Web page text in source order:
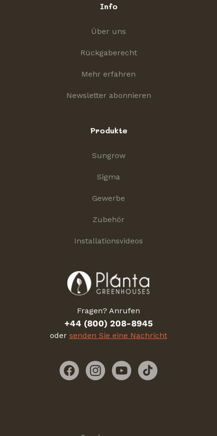
Info
Über uns
Rückgaberecht
Mehr erfahren
Newsletter abonnieren
Produkte
Sungrow
Sigma
Gewerbe
Zubehör
Installationsvideos
Fragen? Anrufen
+44 (800) 208-8945
oder senden Sie eine Nachricht
FacebookInstagramYouTubeTikTok